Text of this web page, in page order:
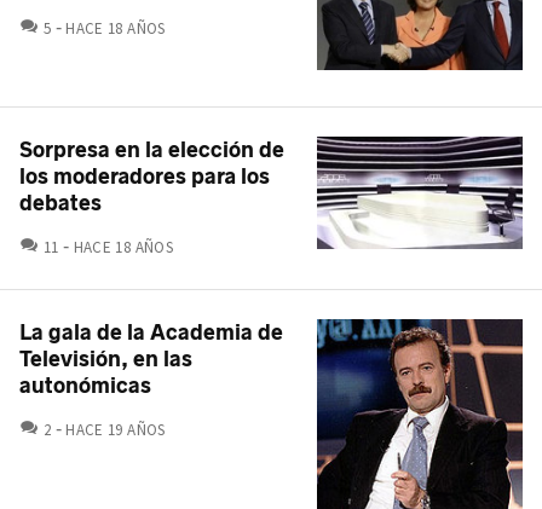
5 COMENTARIOS
HACE 18 AÑOS
Sorpresa en la elección de
los moderadores para los
debates
11 COMENTARIOS
HACE 18 AÑOS
La gala de la Academia de
Televisión, en las
autonómicas
2 COMENTARIOS
HACE 19 AÑOS